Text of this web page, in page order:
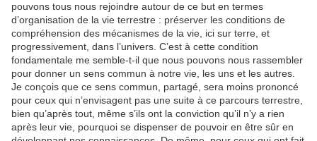
pouvons tous nous rejoindre autour de ce but en termes
d’organisation de la vie terrestre : préserver les conditions de
compréhension des mécanismes de la vie, ici sur terre, et
progressivement, dans l’univers. C’est à cette condition
fondamentale me semble-t-il que nous pouvons nous rassembler
pour donner un sens commun à notre vie, les uns et les autres.
Je conçois que ce sens commun, partagé, sera moins prononcé
pour ceux qui n’envisagent pas une suite à ce parcours terrestre,
bien qu’après tout, même s’ils ont la conviction qu’il n’y a rien
après leur vie, pourquoi se dispenser de pouvoir en être sûr en